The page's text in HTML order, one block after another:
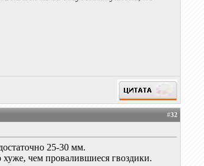
#32
25-30 мм.
чем провалившиеся гвоздики.